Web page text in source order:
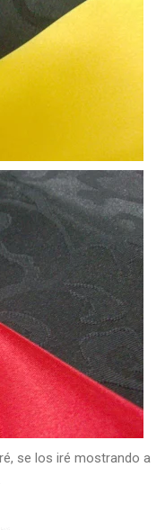
se los iré mostrando a